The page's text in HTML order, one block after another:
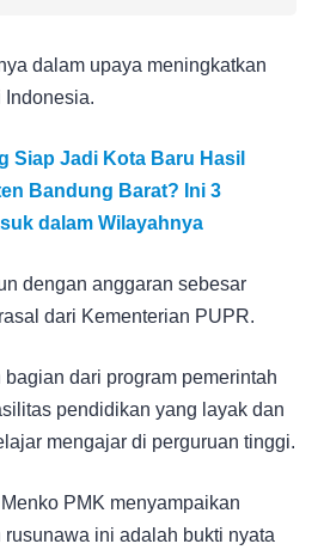
dalam upaya meningkatkan
Indonesia.
Siap Jadi Kota Baru Hasil
Bandung Barat? Ini 3
dalam Wilayahnya
dengan anggaran sebesar
dari Kementerian PUPR.
dari program pemerintah
pendidikan yang layak dan
mengajar di perguruan tinggi.
PMK menyampaikan
ini adalah bukti nyata